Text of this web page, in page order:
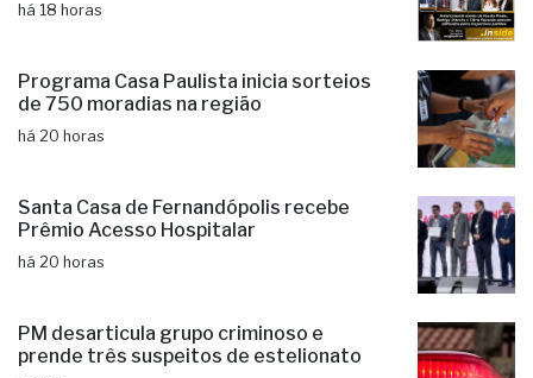
há 18 horas
Programa Casa Paulista inicia sorteios
de 750 moradias na região
há 20 horas
Santa Casa de Fernandópolis recebe
Prêmio Acesso Hospitalar
há 20 horas
PM desarticula grupo criminoso e
prende três suspeitos de estelionato